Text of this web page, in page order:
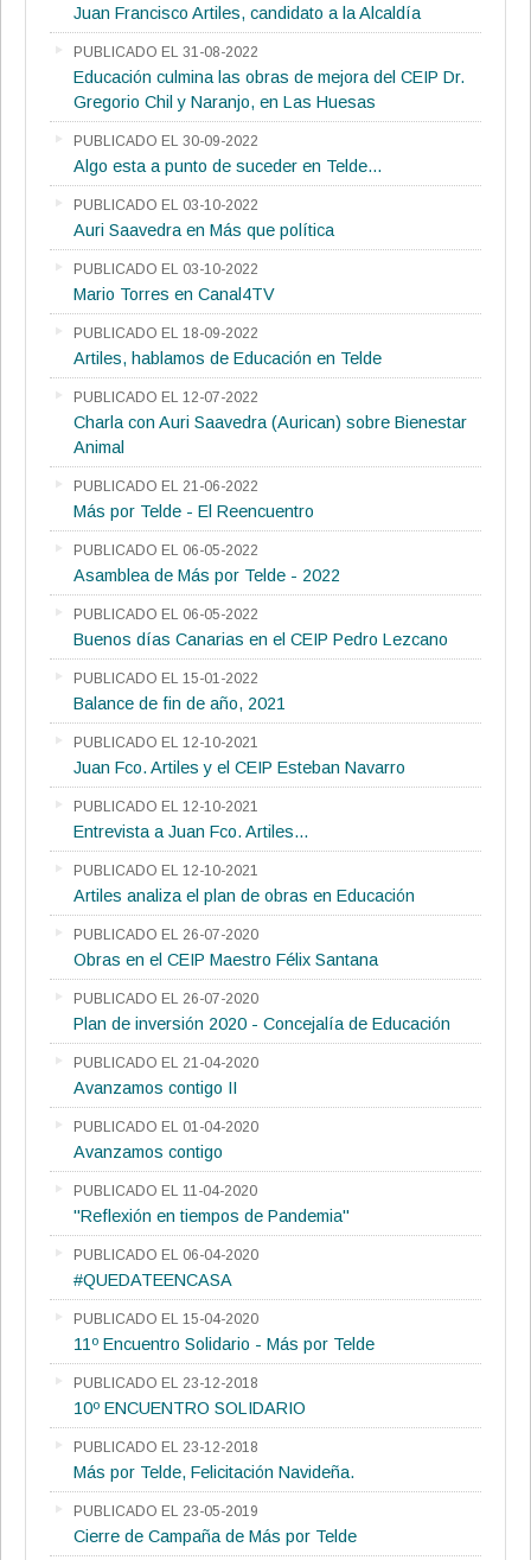
Juan Francisco Artiles, candidato a la Alcaldía
PUBLICADO EL 31-08-2022
Educación culmina las obras de mejora del CEIP Dr.
Gregorio Chil y Naranjo, en Las Huesas
PUBLICADO EL 30-09-2022
Algo esta a punto de suceder en Telde...
PUBLICADO EL 03-10-2022
Auri Saavedra en Más que política
PUBLICADO EL 03-10-2022
Mario Torres en Canal4TV
PUBLICADO EL 18-09-2022
Artiles, hablamos de Educación en Telde
PUBLICADO EL 12-07-2022
Charla con Auri Saavedra (Aurican) sobre Bienestar
Animal
PUBLICADO EL 21-06-2022
Más por Telde - El Reencuentro
PUBLICADO EL 06-05-2022
Asamblea de Más por Telde - 2022
PUBLICADO EL 06-05-2022
Buenos días Canarias en el CEIP Pedro Lezcano
PUBLICADO EL 15-01-2022
Balance de fin de año, 2021
PUBLICADO EL 12-10-2021
Juan Fco. Artiles y el CEIP Esteban Navarro
PUBLICADO EL 12-10-2021
Entrevista a Juan Fco. Artiles...
PUBLICADO EL 12-10-2021
Artiles analiza el plan de obras en Educación
PUBLICADO EL 26-07-2020
Obras en el CEIP Maestro Félix Santana
PUBLICADO EL 26-07-2020
Plan de inversión 2020 - Concejalía de Educación
PUBLICADO EL 21-04-2020
Avanzamos contigo II
PUBLICADO EL 01-04-2020
Avanzamos contigo
PUBLICADO EL 11-04-2020
"Reflexión en tiempos de Pandemia"
PUBLICADO EL 06-04-2020
#QUEDATEENCASA
PUBLICADO EL 15-04-2020
11º Encuentro Solidario - Más por Telde
PUBLICADO EL 23-12-2018
10º ENCUENTRO SOLIDARIO
PUBLICADO EL 23-12-2018
Más por Telde, Felicitación Navideña.
PUBLICADO EL 23-05-2019
Cierre de Campaña de Más por Telde